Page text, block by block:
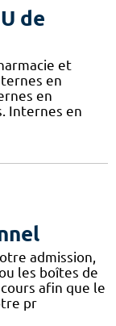
de
et
en
en
Internes en
admission,
les boîtes de
afin que le
pr